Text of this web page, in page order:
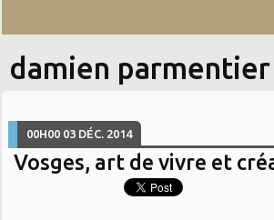
damien parmentier
00H00 03 DÉC. 2014
Vosges, art de vivre et